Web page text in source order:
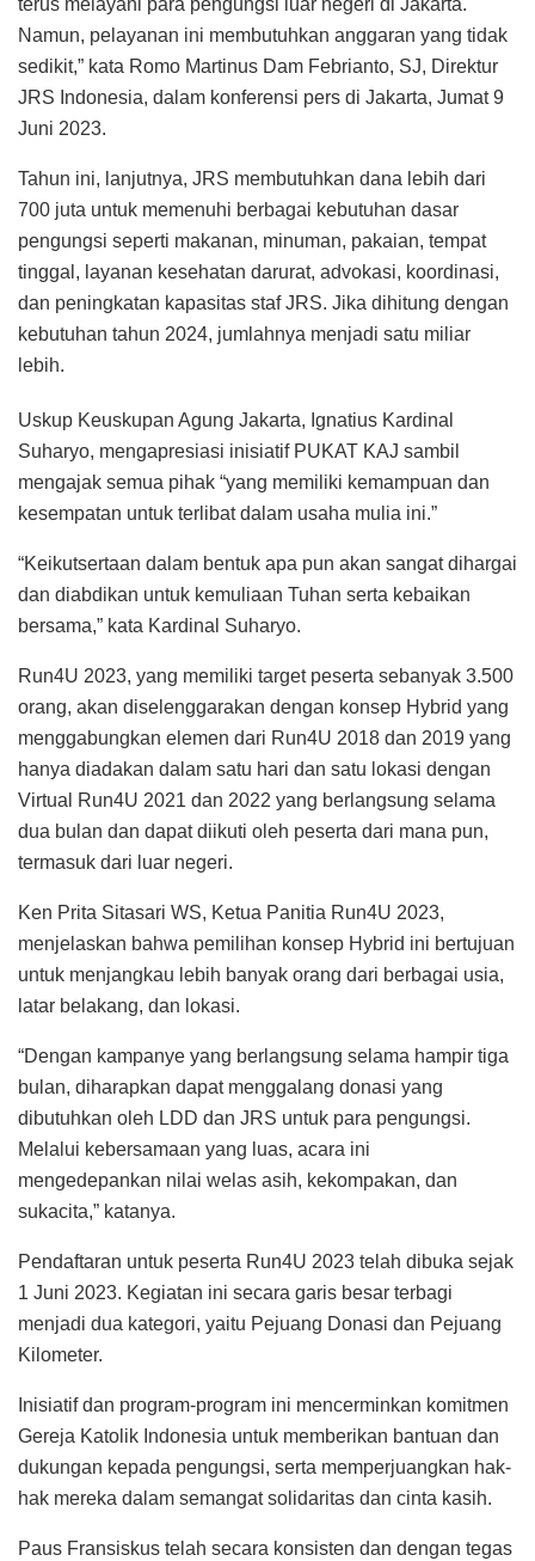
Namun, pelayanan ini membutuhkan anggaran yang tidak
sedikit,” kata Romo Martinus Dam Febrianto, SJ, Direktur
JRS Indonesia, dalam konferensi pers di Jakarta, Jumat 9
Juni 2023.
Tahun ini, lanjutnya, JRS membutuhkan dana lebih dari
700 juta untuk memenuhi berbagai kebutuhan dasar
pengungsi seperti makanan, minuman, pakaian, tempat
tinggal, layanan kesehatan darurat, advokasi, koordinasi,
dan peningkatan kapasitas staf JRS. Jika dihitung dengan
kebutuhan tahun 2024, jumlahnya menjadi satu miliar
lebih.
Uskup Keuskupan Agung Jakarta, Ignatius Kardinal
Suharyo, mengapresiasi inisiatif PUKAT KAJ sambil
mengajak semua pihak “yang memiliki kemampuan dan
kesempatan untuk terlibat dalam usaha mulia ini.”
“Keikutsertaan dalam bentuk apa pun akan sangat dihargai
dan diabdikan untuk kemuliaan Tuhan serta kebaikan
bersama,” kata Kardinal Suharyo.
Run4U 2023, yang memiliki target peserta sebanyak 3.500
orang, akan diselenggarakan dengan konsep Hybrid yang
menggabungkan elemen dari Run4U 2018 dan 2019 yang
hanya diadakan dalam satu hari dan satu lokasi dengan
Virtual Run4U 2021 dan 2022 yang berlangsung selama
dua bulan dan dapat diikuti oleh peserta dari mana pun,
termasuk dari luar negeri.
Ken Prita Sitasari WS, Ketua Panitia Run4U 2023,
menjelaskan bahwa pemilihan konsep Hybrid ini bertujuan
untuk menjangkau lebih banyak orang dari berbagai usia,
latar belakang, dan lokasi.
“Dengan kampanye yang berlangsung selama hampir tiga
bulan, diharapkan dapat menggalang donasi yang
dibutuhkan oleh LDD dan JRS untuk para pengungsi.
Melalui kebersamaan yang luas, acara ini
mengedepankan nilai welas asih, kekompakan, dan
sukacita,” katanya.
Pendaftaran untuk peserta Run4U 2023 telah dibuka sejak
1 Juni 2023. Kegiatan ini secara garis besar terbagi
menjadi dua kategori, yaitu Pejuang Donasi dan Pejuang
Kilometer.
Inisiatif dan program-program ini mencerminkan komitmen
Gereja Katolik Indonesia untuk memberikan bantuan dan
dukungan kepada pengungsi, serta memperjuangkan hak-
hak mereka dalam semangat solidaritas dan cinta kasih.
Paus Fransiskus telah secara konsisten dan dengan tegas